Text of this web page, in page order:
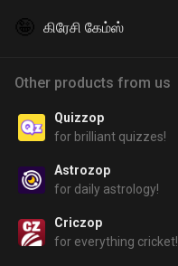
🤪 கிரேசி கேம்ஸ்
Other products from us
Quizzop
for brilliant quizzes!
Astrozop
for daily astrology!
Criczop
for everything cricket!